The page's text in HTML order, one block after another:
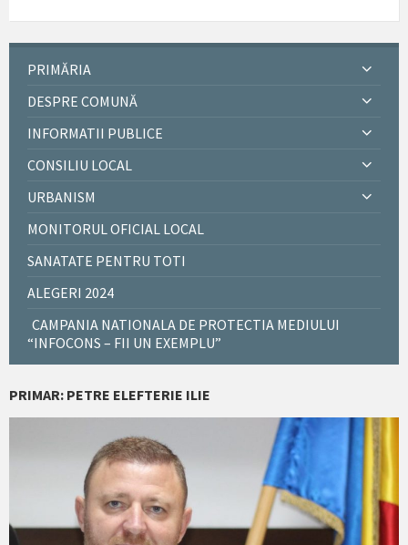
PRIMĂRIA
DESPRE COMUNĂ
INFORMATII PUBLICE
CONSILIU LOCAL
URBANISM
MONITORUL OFICIAL LOCAL
SANATATE PENTRU TOTI
ALEGERI 2024
CAMPANIA NATIONALA DE PROTECTIA MEDIULUI
“INFOCONS – FII UN EXEMPLU”
PRIMAR: PETRE ELEFTERIE ILIE